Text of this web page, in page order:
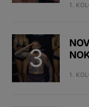
1.
1.